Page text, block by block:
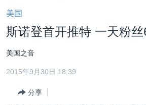
链
接
跳
转
内
中国
台湾
港澳
国际
美国
斯诺登首开推特 一天粉丝
美国之音
2015年9月30日 18:39
分享